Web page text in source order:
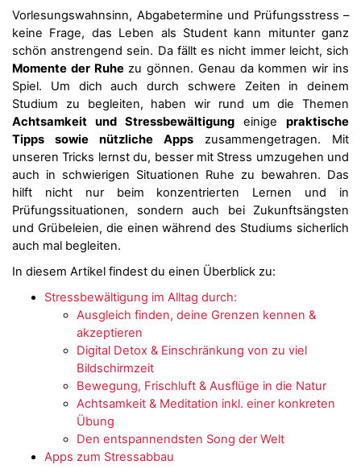
Vorlesungswahnsinn, Abgabetermine und Prüfungsstress –
keine Frage, das Leben als Student kann mitunter ganz
schön anstrengend sein. Da fällt es nicht immer leicht, sich
Momente der Ruhezu gönnen. Genau da kommen wir ins
Spiel. Um dich auch durch schwere Zeiten in deinem
Studium zu begleiten, haben wir rund um die Themen
Achtsamkeit und Stressbewältigung einige praktische
Tipps sowie nützliche Apps zusammengetragen. Mit
unseren Tricks lernst du, besser mit Stress umzugehen und
auch in schwierigen Situationen Ruhe zu bewahren. Das
hilft nicht nur beim konzentrierten Lernen und in
Prüfungssituationen, sondern auch bei Zukunftsängsten
und Grübeleien, die einen während des Studiums sicherlich
auch mal begleiten.
In diesem Artikel findest du einen Überblick zu:
Stressbewältigung im Alltag durch:
Ausgleich finden, deine Grenzen kennen &
akzeptieren
Digital Detox & Einschränkung von zu viel
Bildschirmzeit
Bewegung, Frischluft & Ausflüge in die Natur
Achtsamkeit & Meditation inkl. einer konkreten
Übung
Den entspannendsten Song der Welt
Apps zum Stressabbau